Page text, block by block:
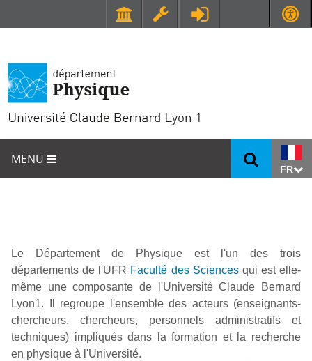
MENU
FR
Le Département de Physique est l'un des trois
départements de l'UFR Faculté des Sciencesqui est elle-
même une composante de l'Université Claude Bernard
Lyon1. Il regroupe l'ensemble des acteurs (enseignants-
chercheurs, chercheurs, personnels administratifs et
techniques) impliqués dans la formation et la recherche
en physique à l'Université.